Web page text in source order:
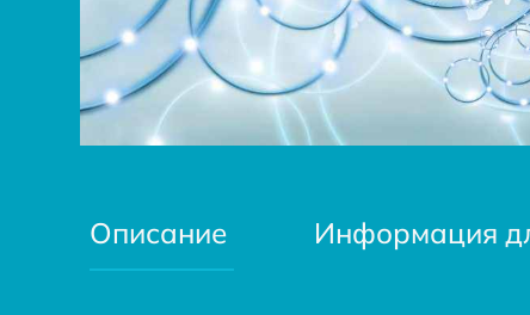
Описание Информация